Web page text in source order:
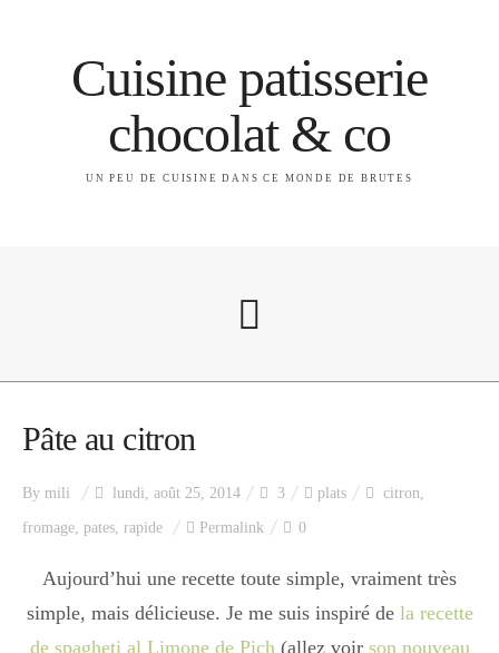
Cuisine patisserie
chocolat & co
UN PEU DE CUISINE DANS CE MONDE DE BRUTES
Index des recettes
Catégories
Pâte au citron
By mili lundi, août 25, 2014 3 plats citron,
fromage, pates, rapide Permalink 0
Aujourd’hui une recette toute simple, vraiment très
simple, mais délicieuse. Je me suis inspiré de la recette
de spagheti al Limone de Pich (allez voir son nouveau